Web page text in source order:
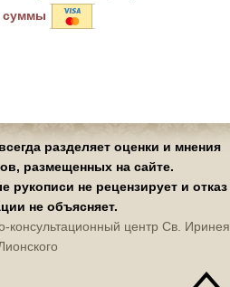
суммы
разделяет оценки и мнения
размещенных на сайте.
рукописи не рецензирует и отказ
не объясняет.
центр Св. Иринея